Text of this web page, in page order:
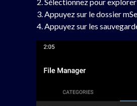
Appuyez sur le dossier
Appuyez sur les